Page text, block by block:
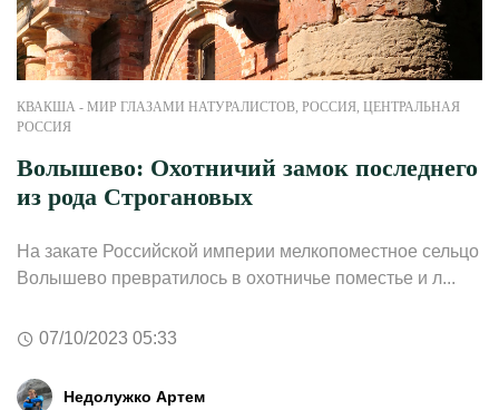
КВАКША - МИР ГЛАЗАМИ НАТУРАЛИСТОВ, РОССИЯ, ЦЕНТРАЛЬНАЯ
РОССИЯ
Волышево: Охотничий замок последнего
из рода Строгановых
На закате Российской империи мелкопоместное сельцо
Волышево превратилось в охотничье поместье и л...
07/10/2023 05:33
Недолужко Артем